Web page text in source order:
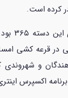
کرده است.
در قرعه کشی
اکسپرس